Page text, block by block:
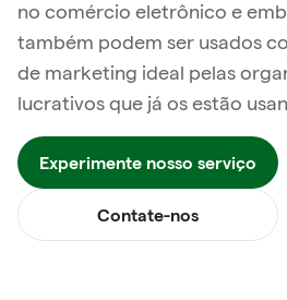
no comércio eletrônico e
também podem ser usados
de marketing ideal pelas
lucrativos que já os estão
Experimente nosso serviço
Contate-nos